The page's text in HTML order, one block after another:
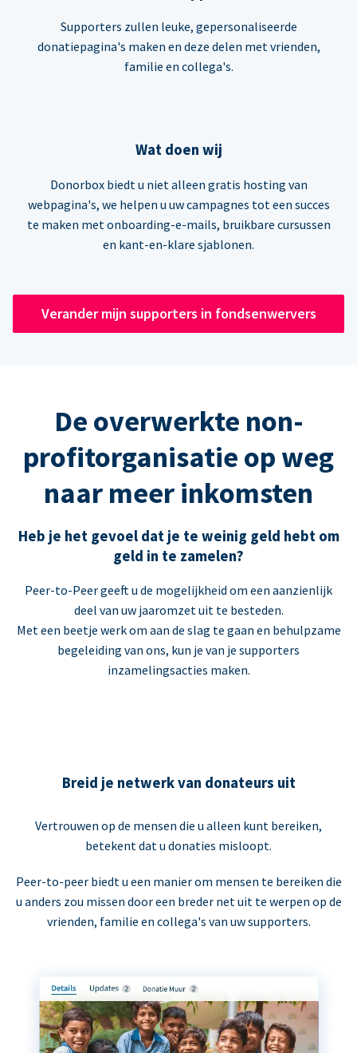
Supporters zullen leuke, gepersonaliseerde
donatiepagina's maken en deze delen met vrienden,
familie en collega's.
Wat doen wij
Donorbox biedt u niet alleen gratis hosting van
webpagina's, we helpen u uw campagnes tot een succes
te maken met onboarding-e-mails, bruikbare cursussen
en kant-en-klare sjablonen.
Verander mijn supporters in fondsenwervers
De overwerkte non-
profitorganisatie op weg
naar meer inkomsten
Heb je het gevoel dat je te weinig geld hebt om
geld in te zamelen?
Peer-to-Peer geeft u de mogelijkheid om een aanzienlijk
deel van uw jaaromzet uit te besteden.
Met een beetje werk om aan de slag te gaan en behulpzame
begeleiding van ons, kun je van je supporters
inzamelingsacties maken.
Breid je netwerk van donateurs uit
Vertrouwen op de mensen die u alleen kunt bereiken,
betekent dat u donaties misloopt.
Peer-to-peer biedt u een manier om mensen te bereiken die
u anders zou missen door een breder net uit te werpen op de
vrienden, familie en collega's van uw supporters.